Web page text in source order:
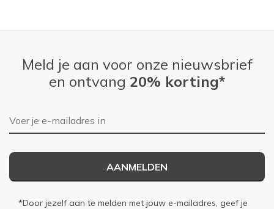
Meld je aan voor onze nieuwsbrief
en ontvang 20% korting*
E-mailadres
AANMELDEN
*Door jezelf aan te melden met jouw e-mailadres, geef je